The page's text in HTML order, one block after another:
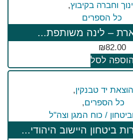
וחברה בקיבוץ,
כל הספרים
– לינה משותפת...
₪82.00
הוספה לסל
הוצאת יד טבנקין,
כל הספרים,
/ כוח המגן וצה"ל
ביטחון היישוב היהודי...